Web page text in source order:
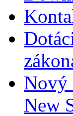
Nový
New